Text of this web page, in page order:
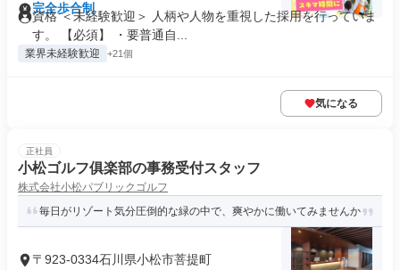
完全歩合制
資格 ＜未経験歓迎＞ 人柄や人物を重視した採用を行っていま
す。 【必須】 ・要普通自...
業界未経験歓迎 +21個
気になる
正社員
小松ゴルフ俱楽部の事務受付スタッフ
株式会社小松パブリックゴルフ
毎日がリゾート気分圧倒的な緑の中で、爽やかに働いてみませんか
〒923-0334石川県小松市菩提町